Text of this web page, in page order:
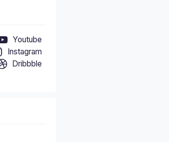
Youtube
Instagram
Dribbble